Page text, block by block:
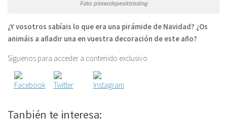
Foto: pinnaclepeaktrading
¿Y vosotros sabíais lo que era una pirámide de Navidad? ¿Os
animáis a añadir una en vuestra decoración de este año?
Síguenos para acceder a contenido exclusivo
Tanbién te interesa: